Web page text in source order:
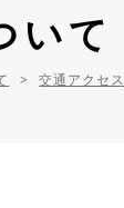
いて
交通アクセス